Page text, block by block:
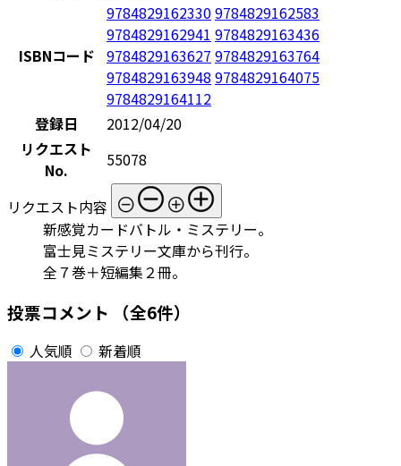
ISBNコード
97848291623309784829162583
9784829162941 9784829163436
9784829163627 9784829163764
9784829163948 9784829164075
9784829164112
登録日
2012/04/20
リクエスト
No.
55078
リクエスト内容
新感覚カードバトル・ミステリー。
富士見ミステリー文庫から刊行。
全７巻＋短編集２冊。
投票コメント （全6件）
人気順 新着順